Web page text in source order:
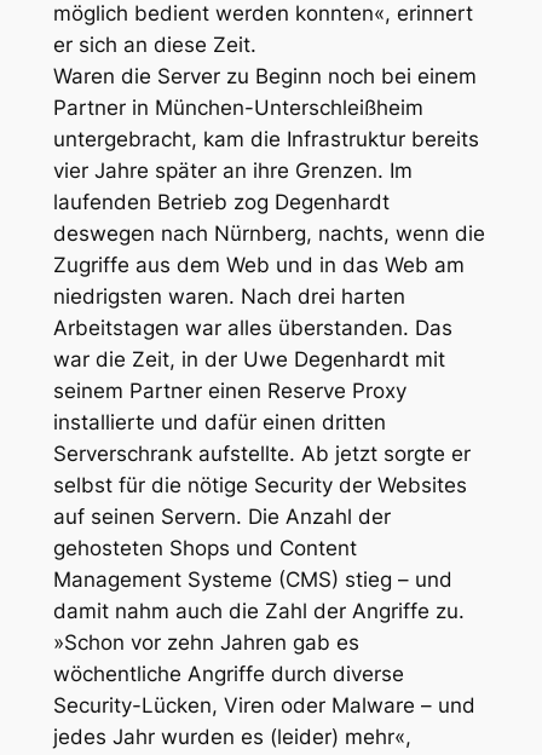
möglich bedient werden konnten«, erinnert
er sich an diese Zeit.
Waren die Server zu Beginn noch bei einem
Partner in München-Unterschleißheim
untergebracht, kam die Infrastruktur bereits
vier Jahre später an ihre Grenzen. Im
laufenden Betrieb zog Degenhardt
deswegen nach Nürnberg, nachts, wenn die
Zugriffe aus dem Web und in das Web am
niedrigsten waren. Nach drei harten
Arbeitstagen war alles überstanden. Das
war die Zeit, in der Uwe Degenhardt mit
seinem Partner einen Reserve Proxy
installierte und dafür einen dritten
Serverschrank aufstellte. Ab jetzt sorgte er
selbst für die nötige Security der Websites
auf seinen Servern. Die Anzahl der
gehosteten Shops und Content
Management Systeme (CMS) stieg – und
damit nahm auch die Zahl der Angriffe zu.
»Schon vor zehn Jahren gab es
wöchentliche Angriffe durch diverse
Security-Lücken, Viren oder Malware – und
jedes Jahr wurden es (leider) mehr«,